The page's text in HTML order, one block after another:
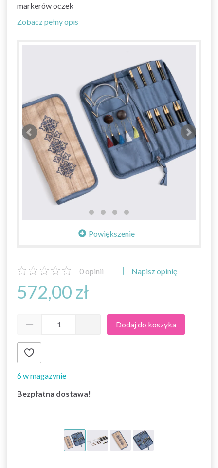
markerów oczek
Zobacz pełny opis
Powiększenie
0 opinii Napisz opinię
572,00 zł
Dodaj do koszyka
6 w magazynie
Bezpłatna dostawa!